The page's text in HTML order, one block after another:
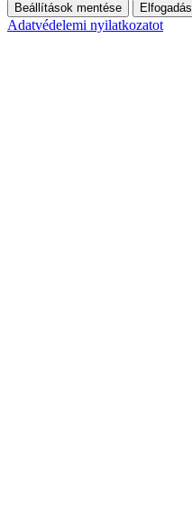
Beállítások mentése Elfogadás
Adatvédelemi nyilatkozatot